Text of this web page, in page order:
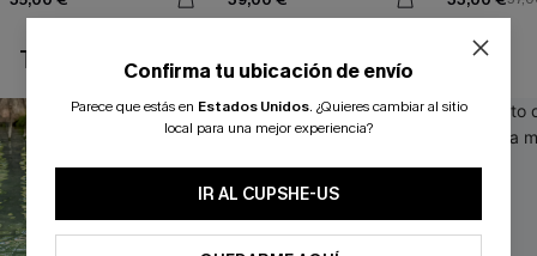
TAMBIÉN TE PUEDE GUSTAR
Confirma tu ubicación de envío
Parece que estás en Estados Unidos. ¿Quieres cambiar al sitio
local para una mejor experiencia?
IR AL CUPSHE-US